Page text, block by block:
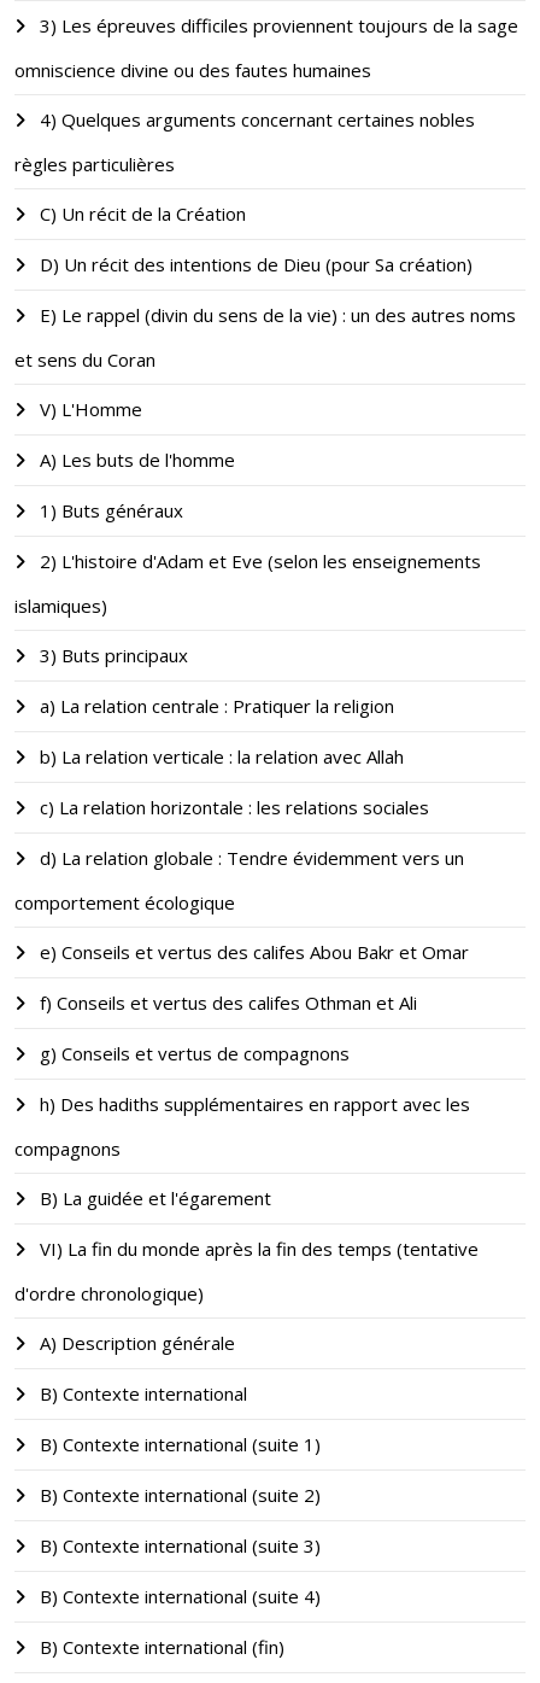
3) Les épreuves difficiles proviennent toujours de la sage
omniscience divine ou des fautes humaines
4) Quelques arguments concernant certaines nobles
règles particulières
C) Un récit de la Création
D) Un récit des intentions de Dieu (pour Sa création)
E) Le rappel (divin du sens de la vie) : un des autres noms
et sens du Coran
V) L'Homme
A) Les buts de l'homme
1) Buts généraux
2) L'histoire d'Adam et Eve (selon les enseignements
islamiques)
3) Buts principaux
a) La relation centrale : Pratiquer la religion
b) La relation verticale : la relation avec Allah
c) La relation horizontale : les relations sociales
d) La relation globale : Tendre évidemment vers un
comportement écologique
e) Conseils et vertus des califes Abou Bakr et Omar
f) Conseils et vertus des califes Othman et Ali
g) Conseils et vertus de compagnons
h) Des hadiths supplémentaires en rapport avec les
compagnons
B) La guidée et l'égarement
VI) La fin du monde après la fin des temps (tentative
d'ordre chronologique)
A) Description générale
B) Contexte international
B) Contexte international (suite 1)
B) Contexte international (suite 2)
B) Contexte international (suite 3)
B) Contexte international (suite 4)
B) Contexte international (fin)